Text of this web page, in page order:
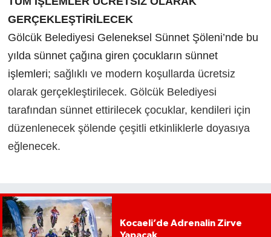
GERÇEKLEŞTİRİLECEK
Gölcük Belediyesi Geleneksel Sünnet Şöleni’nde bu
yılda sünnet çağına giren çocukların sünnet
işlemleri; sağlıklı ve modern koşullarda ücretsiz
olarak gerçekleştirilecek. Gölcük Belediyesi
tarafından sünnet ettirilecek çocuklar, kendileri için
düzenlenecek şölende çeşitli etkinliklerle doyasıya
eğlenecek.
Kocaeli’de Adrenalin Zirve
Yapacak